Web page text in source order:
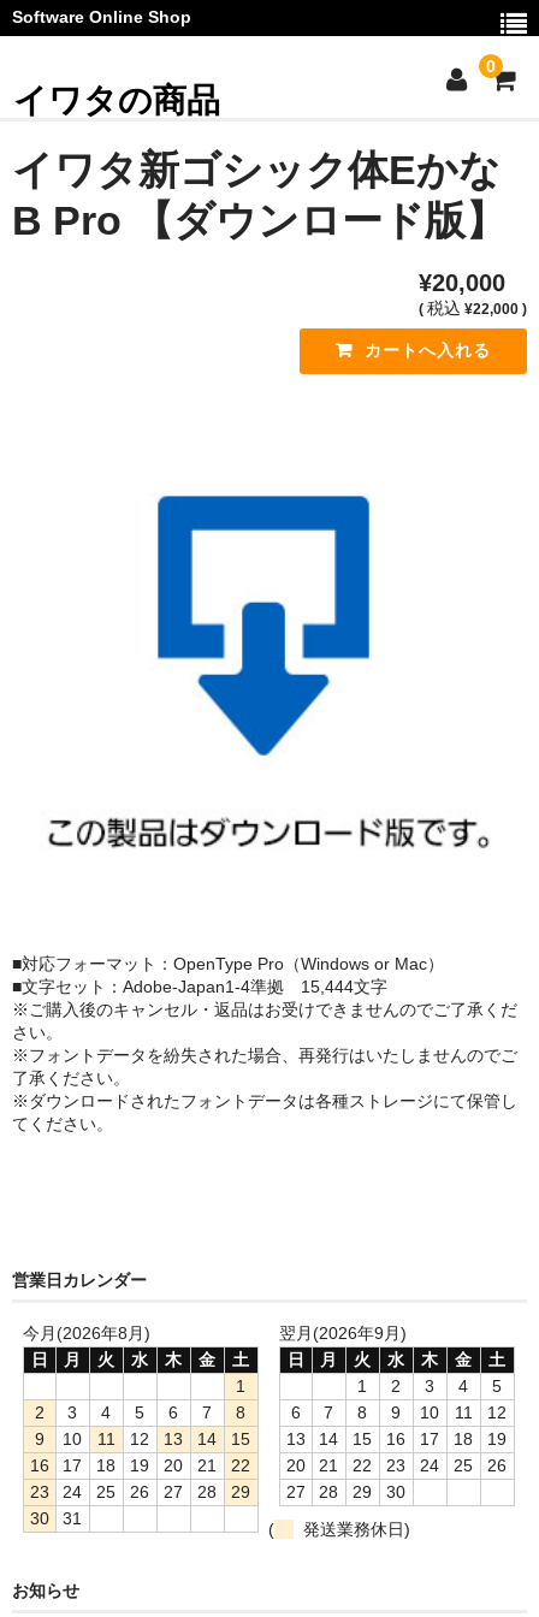
Software Online Shop
イワタの商品
0
ご利用ガイド
お問い合わせ
イワタ新ゴシック体Eかな
B Pro 【ダウンロード版】
¥20,000
( 税込 ¥22,000 )
■対応フォーマット：OpenType Pro（Windows or Mac）
■文字セット：Adobe-Japan1-4準拠 15,444文字
※ご購入後のキャンセル・返品はお受けできませんのでご了承くだ
さい。
※フォントデータを紛失された場合、再発行はいたしませんのでご
了承ください。
※ダウンロードされたフォントデータは各種ストレージにて保管し
てください。
営業日カレンダー
今月(2026年8月)
日
月 火 水 木 金
土
1
2
3 4 5 6 7
8
9
10 11 12 13 14
15
16
17 18 19 20 21
22
23
24 25 26 27 28
29
30
31
翌月(2026年9月)
日
月 火 水 木 金
土
1
2 3 4
5
6
7 8 9 10 11
12
13
14 15 16 17 18
19
20
21 22 23 24 25
26
27
28 29
30
(
発送業務休日)
お知らせ